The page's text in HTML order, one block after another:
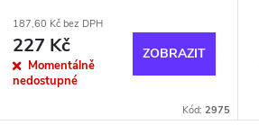
187,60 Kč bez DPH
227 Kč
Momentálně
nedostupné
ZOBRAZIT
Kód: 2975